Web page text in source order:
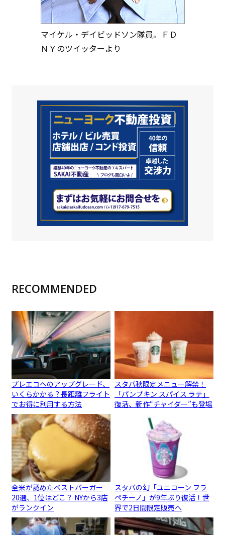
マイケル・デイビッドソン隊員。ＦＤ
ＮＹのツイッターより
RECOMMENDED
プレエコへのアップグレード、
いくらかかる？長距離フライト
でお得に利用する方法
スタバ秋限定メニュー解禁！
「パンプキン スパイス ラテ」
復活、新作“チャイダー”も登場
全米が認めたベストバーガー
20選、1位はどこ？ NYから3店
がランクイン
スタバの幻「ユニコーン フラ
ペチーノ」が9年ぶり復活！世
界で2日間限定販売へ